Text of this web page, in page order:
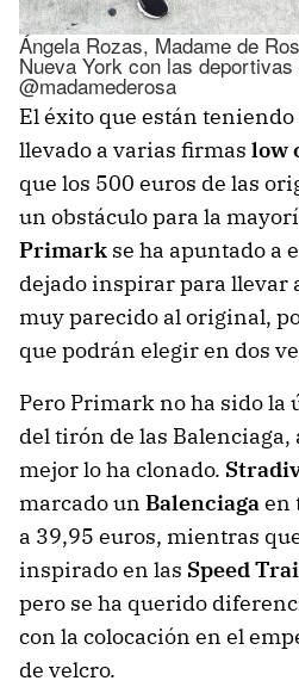
Ángela Rozas, Madame de
Nueva York con las
@madamederosa
El éxito que están
llevado a varias firmas low
que los 500 euros de las
un obstáculo para la
Primark se ha apuntado a
dejado inspirar para llevar
muy parecido al original,
que podrán elegir en dos
Pero Primark no ha sido la
del tirón de las Balenciaga,
mejor lo ha clonado.
marcado un Balenciagaen
a 39,95 euros, mientras
inspirado en las Speed
pero se ha querido
con la colocación en el
de velcro.